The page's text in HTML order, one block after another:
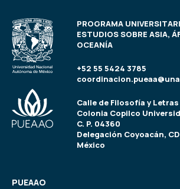
PROGRAMA
ESTUDIOS SOBRE ASIA,
OCEANÍA
+52 55 5424 3785
Calle de Filosofía y
Colonia Copilco
C. P. 04360
Delegación Coyoacán,
México
PUEAAO